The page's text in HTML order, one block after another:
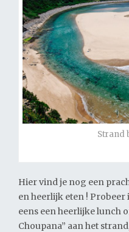
Strand
Hier vind je nog een
en heerlijk eten ! Probeer
eens een heerlijke lunch
Choupana” aan het